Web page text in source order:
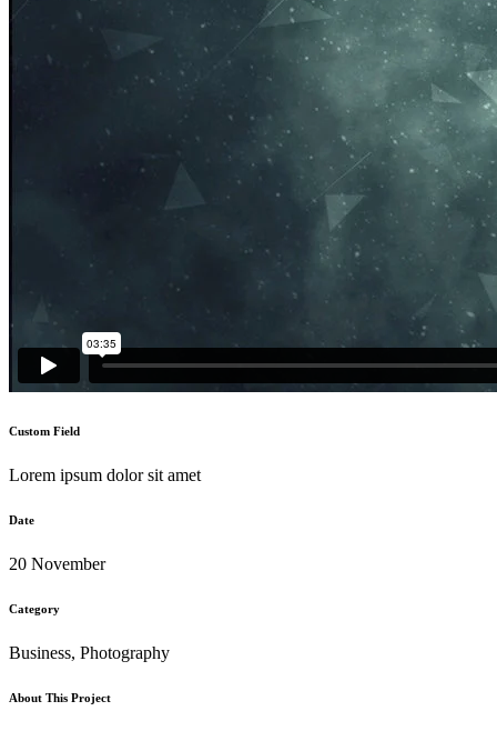
Custom Field
Lorem ipsum dolor sit amet
Date
20 November
Category
Business, Photography
About This Project